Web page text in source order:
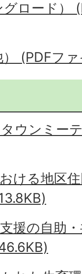
ロード）
(PDFフ
ウンミー
ける地区
援の自助